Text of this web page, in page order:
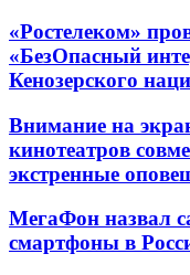
«Ростелеком»
«БезОпасный
Кенозерского
Внимание на
кинотеатров
экстренные
МегаФон назвал
смартфоны в